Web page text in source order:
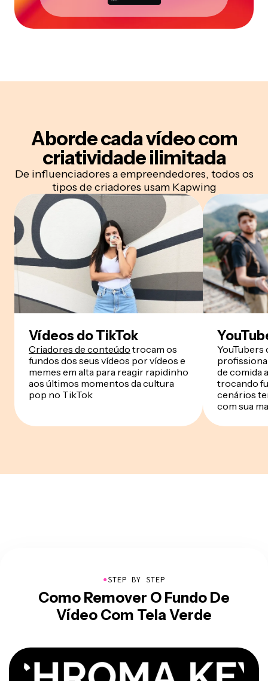
Aborde cada vídeo com
criatividade ilimitada
De influenciadores a empreendedores, todos os
tipos de criadores usam Kapwing
Vídeos do TikTok
Criadores de conteúdo trocam os
fundos dos seus vídeos por vídeos e
memes em alta para reagir rapidinho
aos últimos momentos da cultura
pop no TikTok
YouTubers
de comida
trocando
cenários
com sua
●STEP BY STEP
Como Remover O Fundo De
Vídeo Com Tela Verde